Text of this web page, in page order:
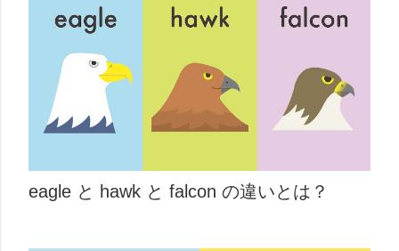
eagle と hawk と falcon の違いとは？